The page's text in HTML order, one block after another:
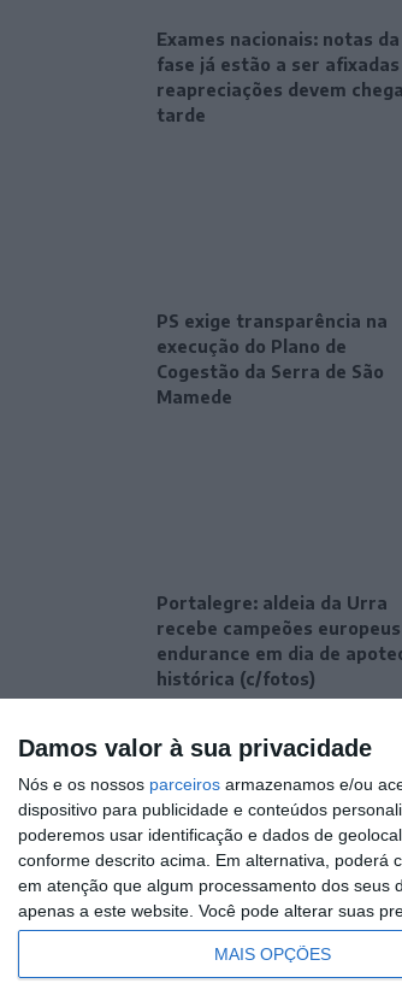
Damos valor à sua privacidade
Nós e os nossos parceiros armazenamos e/ou
dispositivo para publicidade e conteúdos
poderemos usar identificação e dados de
conforme descrito acima. Em alternativa, poderá
em atenção que algum processamento dos seus
apenas a este website. Você pode alterar suas
MAIS OPÇÕES
Exames nacionais: notas da
fase já estão a ser afixadas
reapreciações devem
tarde
PS exige transparência na
execução do Plano de
Cogestão da Serra de São
Mamede
Portalegre: aldeia da Urra
recebe campeões
endurance em dia de
histórica (c/fotos)
© Rádio Portalegre 2026 • Todos os direitos